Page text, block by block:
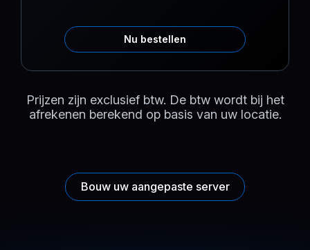
Nu bestellen
Prijzen zijn exclusief btw. De btw wordt bij het
afrekenen berekend op basis van uw locatie.
Bouw uw aangepaste server